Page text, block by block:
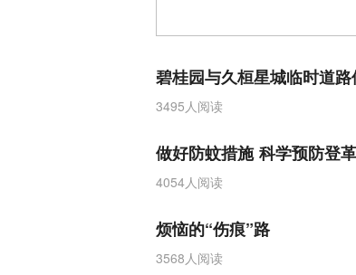
碧桂园与久桓星城临时道
3495人阅读
做好防蚊措施 科学预防登
4054人阅读
烦恼的“伤痕”路
3568人阅读